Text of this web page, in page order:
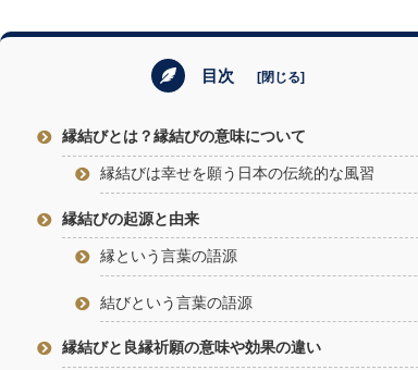
目次
縁結びとは？縁結びの意味について
縁結びは幸せを願う日本の伝統的な風習
縁結びの起源と由来
縁という言葉の語源
結びという言葉の語源
縁結びと良縁祈願の意味や効果の違い